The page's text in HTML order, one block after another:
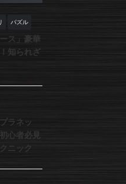
パズル
ス」豪華
知られざ
ラネッ
心者必見
ニック